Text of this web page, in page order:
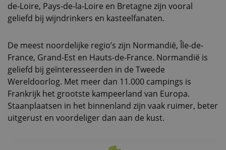
de-Loire, Pays-de-la-Loire en Bretagne zijn vooral
geliefd bij wijndrinkers en kasteelfanaten.
De meest noordelijke regio’s zijn Normandië, Île-de-
France, Grand-Est en Hauts-de-France. Normandië is
geliefd bij geïnteresseerden in de Tweede
Wereldoorlog. Met meer dan 11.000 campings is
Frankrijk het grootste kampeerland van Europa.
Staanplaatsen in het binnenland zijn vaak ruimer, beter
uitgerust en voordeliger dan aan de kust.